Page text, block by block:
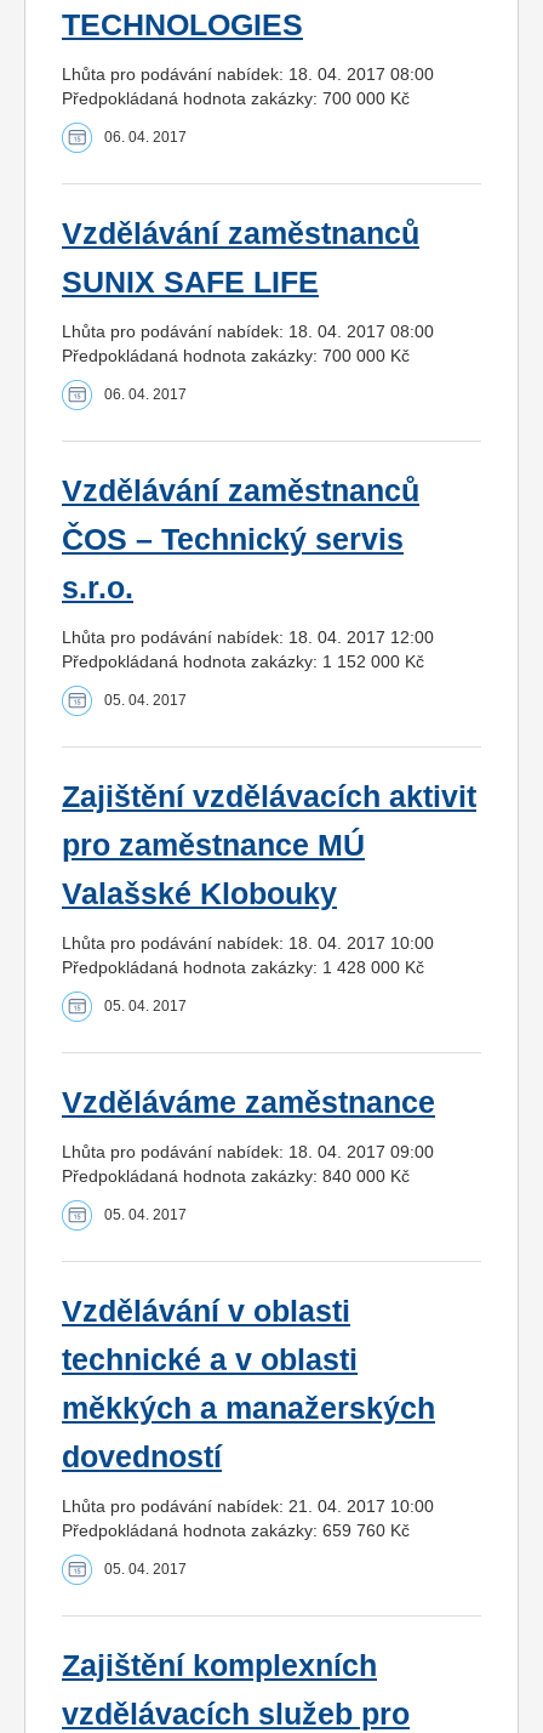
TECHNOLOGIES
Lhůta pro podávání nabídek: 18. 04. 2017 08:00
Předpokládaná hodnota zakázky: 700 000 Kč
06. 04. 2017
Vzdělávání zaměstnanců
SUNIX SAFE LIFE
Lhůta pro podávání nabídek: 18. 04. 2017 08:00
Předpokládaná hodnota zakázky: 700 000 Kč
06. 04. 2017
Vzdělávání zaměstnanců
ČOS – Technický servis
s.r.o.
Lhůta pro podávání nabídek: 18. 04. 2017 12:00
Předpokládaná hodnota zakázky: 1 152 000 Kč
05. 04. 2017
Zajištění vzdělávacích aktivit
pro zaměstnance MÚ
Valašské Klobouky
Lhůta pro podávání nabídek: 18. 04. 2017 10:00
Předpokládaná hodnota zakázky: 1 428 000 Kč
05. 04. 2017
Vzděláváme zaměstnance
Lhůta pro podávání nabídek: 18. 04. 2017 09:00
Předpokládaná hodnota zakázky: 840 000 Kč
05. 04. 2017
Vzdělávání v oblasti
technické a v oblasti
měkkých a manažerských
dovedností
Lhůta pro podávání nabídek: 21. 04. 2017 10:00
Předpokládaná hodnota zakázky: 659 760 Kč
05. 04. 2017
Zajištění komplexních
vzdělávacích služeb pro